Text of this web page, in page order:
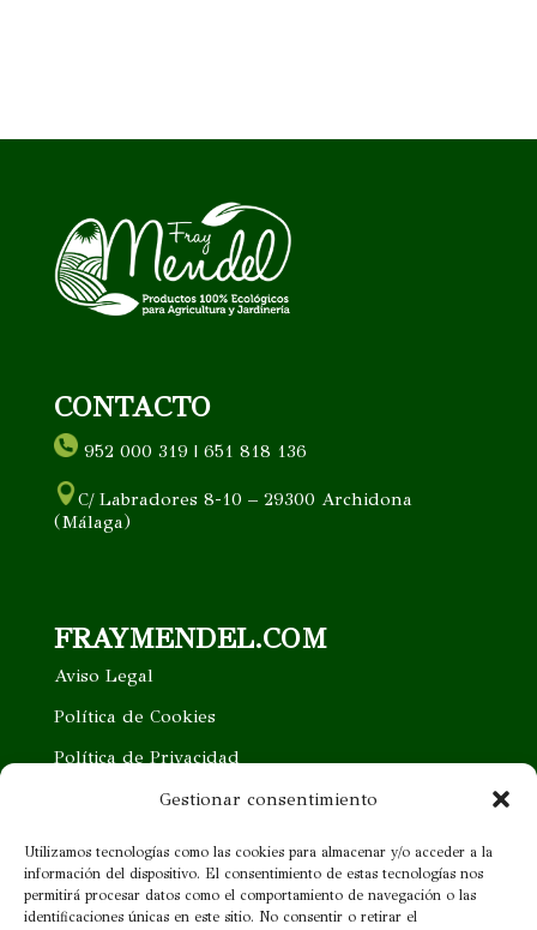
Gestionar consentimiento
Utilizamos tecnologías como las cookies para almacenar y/o acceder a la
información del dispositivo. El consentimiento de estas tecnologías nos
permitirá procesar datos como el comportamiento de navegación o las
identificaciones únicas en este sitio. No consentir o retirar el
CONTACTO
952 000 319 | 651 818 136
C/ Labradores 8-10 – 29300 Archidona
(Málaga)
FRAYMENDEL.COM
Aviso Legal
Política de Cookies
Política de Privacidad
Trabaja con nosotros
Proveedor cercano